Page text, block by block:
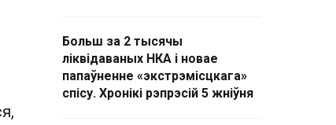
Больш за 2 тысячы
ліквідаваных НКА і новае
папаўненне «экстрэмісцкага»
спісу. Хронікі рэпрэсій 5 жніўня